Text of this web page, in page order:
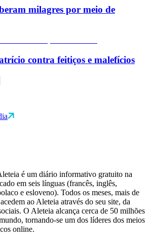
milagres por meio de
contra feitiços e malefícios
é um diário informativo gratuito na
em seis línguas (francês, inglês,
e esloveno). Todos os meses, mais de
ao Aleteia através do seu site, da
O Aleteia alcança cerca de 50 milhões
tornando-se um dos líderes dos meios
online.